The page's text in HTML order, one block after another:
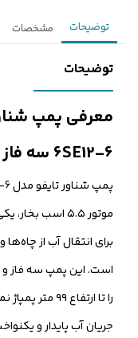
توضیحات مشخصات
توضیحات
معرفی پمپ
6SE12-6 سه فاز ۹۹ متری
موتور ۵.۵ اسب بخار، یکی از
برای انتقال آب از
جریان آب پایدار و